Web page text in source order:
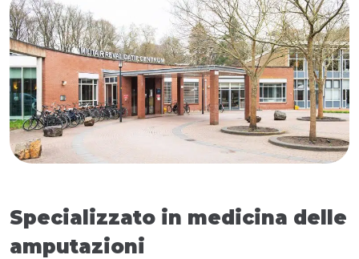
Specializzato in medicina delle
amputazioni